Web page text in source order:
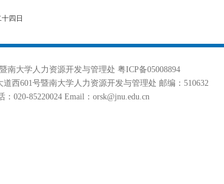
南大学人力资源开发与管理处 粤ICP备05008894
西601号暨南大学人力资源开发与管理处 邮编：510632
：020-85220024 Email：orsk@jnu.edu.cn